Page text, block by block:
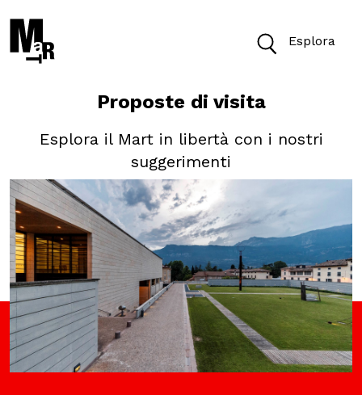
Esplora
Oggi il Museo è aperto dalle 10 alle 18
Biglietti
Cerca nel sito
Cerca
VISITA
ACCESSIBILITÀ
Proposte di visita
Esplora il Mart in libertà con i nostri
suggerimenti